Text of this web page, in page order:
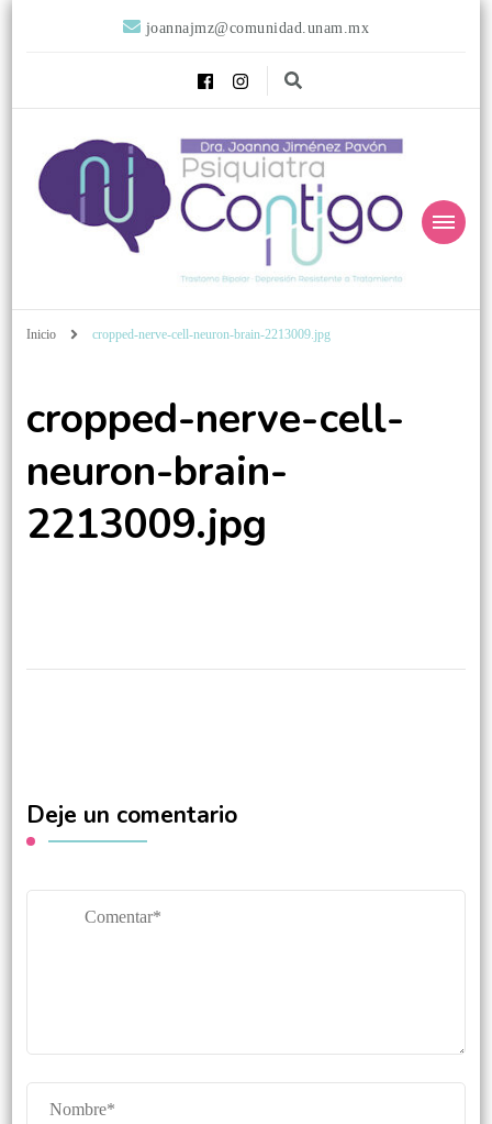
joannajmz@comunidad.unam.mx
Psiquiatra
Contigo
Inicio cropped-nerve-cell-neuron-brain-2213009.jpg
cropped-nerve-cell-
neuron-brain-
2213009.jpg
Deje un comentario